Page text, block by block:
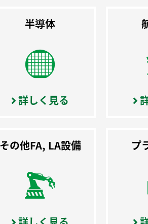
半導体
詳しく見る
その他FA, LA設備 プ